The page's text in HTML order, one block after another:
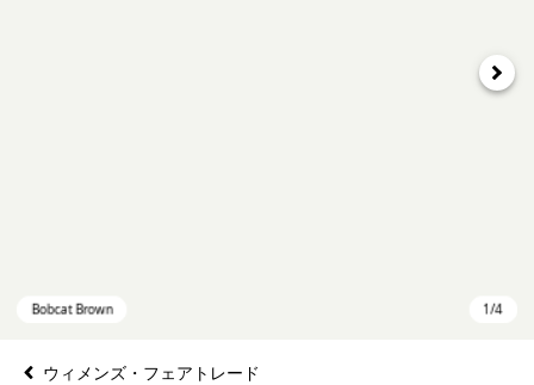
次へ
ウィメンズ・フェアトレード